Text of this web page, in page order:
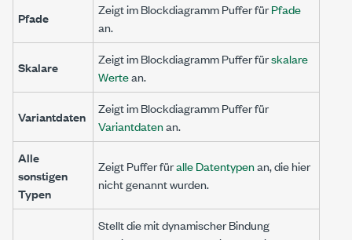
Pfade
Zeigt im Blockdiagramm Puffer fürPfade
an.
Skalare
Zeigt im Blockdiagramm Puffer fürskalare
Wertean.
Variantdaten
Zeigt im Blockdiagramm Puffer für
Variantdatenan.
Alle
sonstigen
Typen
Zeigt Puffer füralle Datentypenan, die hier
nicht genannt wurden.
Stellt die mit dynamischer Bindung